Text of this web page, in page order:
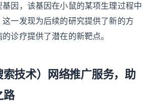
因，该基因在小鼠的某项生理过程中
一发现为后续的研究提供了新的方
诊疗提供了潜在的新靶点。
技术）网络推广服务，助
路